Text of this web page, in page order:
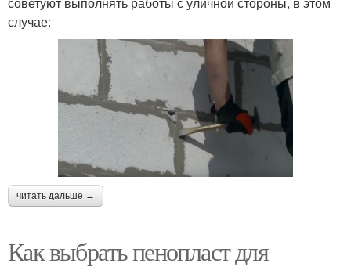
случае:
читать дальше →
Как выбрать пенопласт для